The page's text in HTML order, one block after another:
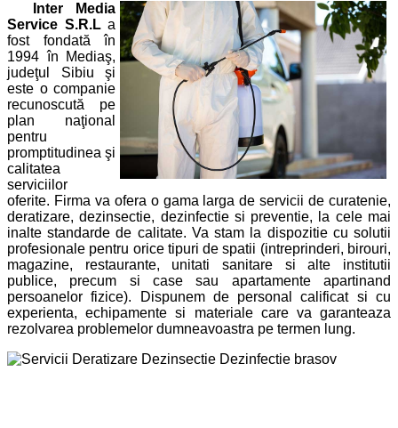
Inter Media
Service S.R.La
fost fondată în
1994 în Mediaş,
judeţul Sibiu şi
este o companie
recunoscută pe
plan naţional
pentru
promptitudinea şi
calitatea
serviciilor
oferite. Firma va ofera o gama larga de servicii de curatenie,
deratizare, dezinsectie, dezinfectie si preventie, la cele mai
inalte standarde de calitate. Va stam la dispozitie cu solutii
profesionale pentru orice tipuri de spatii (intreprinderi, birouri,
magazine, restaurante, unitati sanitare si alte institutii
publice, precum si case sau apartamente apartinand
persoanelor fizice). Dispunem de personal calificat si cu
experienta, echipamente si materiale care va garanteaza
rezolvarea problemelor dumneavoastra pe termen lung.